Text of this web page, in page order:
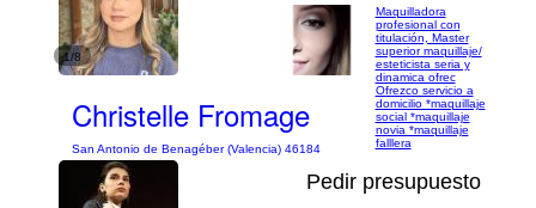
1/8
Christelle Fromage
San Antonio de Benagéber (Valencia) 46184
Maquilladora
profesional con
titulación, Master
superior maquillaje/
esteticista seria y
dinamica ofrec
Ofrezco servicio a
domicilio *maquillaje
social *maquillaje
novia *maquillaje
falllera
Pedir presupuesto